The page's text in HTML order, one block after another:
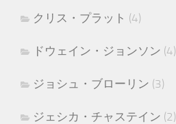
クリス・プラット (4)
ドウェイン・ジョンソン (4)
ジョシュ・ブローリン (3)
ジェシカ・チャステイン (2)